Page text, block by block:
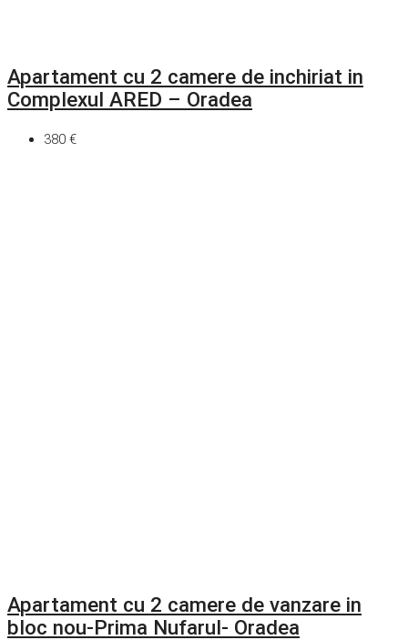
Apartament cu 2 camere de inchiriat in
Complexul ARED – Oradea
380 €
Apartament cu 2 camere de vanzare in
bloc nou-Prima Nufarul- Oradea